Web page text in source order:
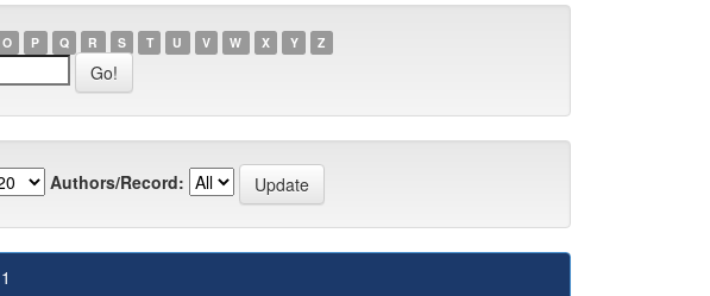
O P Q R S T U V W X Y Z
Authors/Record: